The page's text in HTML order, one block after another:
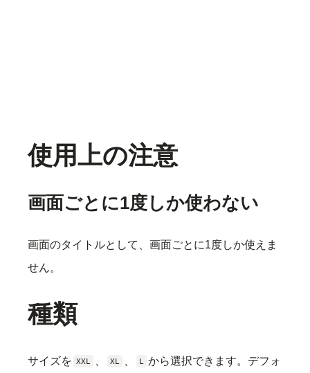
使用上の注意
画面ごとに1度しか使わない
画面のタイトルとして、画面ごとに1度しか使えま
せん。
種類
サイズを XXL XL L から選択できます。デフォ